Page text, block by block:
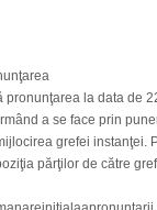
pronunţarea la data de
a se face prin
grefei instanţei.
părţilor de către